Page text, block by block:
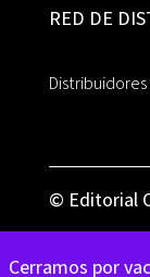
Cerramos por
RED DE
© Editorial